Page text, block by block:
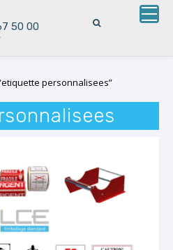
50 00
personnalisees”